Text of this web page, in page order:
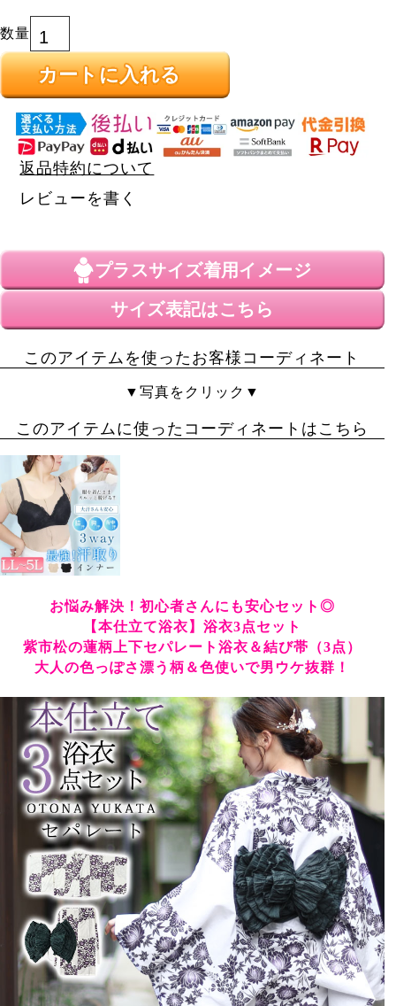
カートに入れる
返品特約について
レビューを書く
プラスサイズ着用イメージ
サイズ表記はこちら
このアイテムを使ったお客様コーディネート
▼写真をクリック▼
このアイテムに使ったコーディネートはこちら
お悩み解決！初心者さんにも安心セット◎
【本仕立て浴衣】浴衣3点セット
紫市松の蓮柄上下セパレート浴衣＆結び帯（3点）
大人の色っぽさ漂う柄＆色使いで男ウケ抜群！